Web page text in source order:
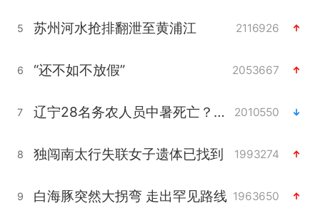
5 苏州河水抢排翻泄至黄浦江 2116926
6 “还不如不放假” 2053667
7 辽宁28名务农人员中暑死亡？官方辟谣 2010550
8 独闯南太行失联女子遗体已找到 1993274
9 白海豚突然大拐弯 走出罕见路线 1963650